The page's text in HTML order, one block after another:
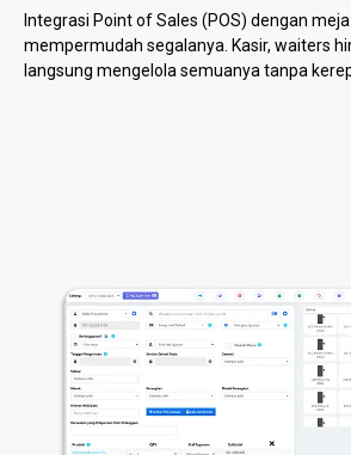
Integrasi Point of Sales (POS) dengan
mempermudah segalanya. Kasir, waiters
langsung mengelola semuanya tanpa